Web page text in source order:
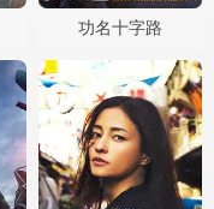
功名十字路